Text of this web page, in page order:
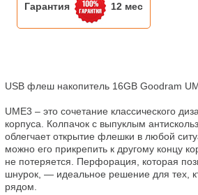
Гарантия 12 мес
USB флеш накопитель 16GB Goodram
UME3 – это сочетание классического
корпуса. Колпачок с выпуклым
облегчает открытие флешки в любой
можно его прикрепить к другому концу
не потеряется. Перфорация, которая
шнурок, — идеальное решение для тех,
рядом.